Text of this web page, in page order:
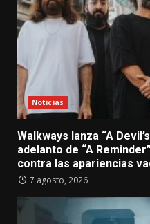
Noticias
Walkways lanza “A
adelanto de “A
contra las apariencias
7 agosto, 2026